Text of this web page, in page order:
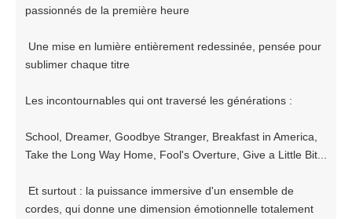
passionnés de la première heure
Une mise en lumière entièrement redessinée, pensée pour
sublimer chaque titre
Les incontournables qui ont traversé les générations :
School, Dreamer, Goodbye Stranger, Breakfast in America,
Take the Long Way Home, Fool's Overture, Give a Little Bit...
Et surtout : la puissance immersive d'un ensemble de
cordes, qui donne une dimension émotionnelle totalement